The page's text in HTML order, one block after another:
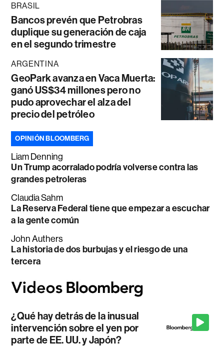
BRASIL
Bancos prevén que Petrobras
duplique su generación de caja
en el segundo trimestre
ARGENTINA
GeoPark avanza en Vaca Muerta:
ganó US$34 millones pero no
pudo aprovechar el alza del
precio del petróleo
OPINIÓN BLOOMBERG
Liam Denning
Un Trump acorralado podría volverse contra las
grandes petroleras
Claudia Sahm
La Reserva Federal tiene que empezar a escuchar
a la gente común
John Authers
La historia de dos burbujas y el riesgo de una
tercera
¿Qué hay detrás de la inusual
intervención sobre el yen por
parte de EE. UU. y Japón?